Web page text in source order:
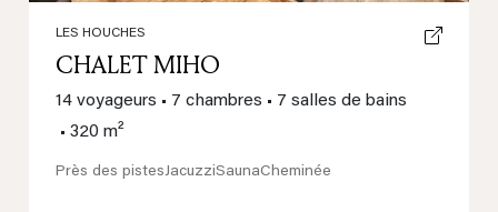
LES HOUCHES
CHALET MIHO
14 voyageurs • 7 chambres • 7 salles de bains
• 320 m²
Près des pistesJacuzziSaunaCheminée